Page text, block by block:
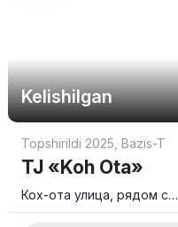
Kelishilgan
Topshirildi 2025, Bazis-T
TJ «Koh Ota»
Кох-ота улица, рядом с…